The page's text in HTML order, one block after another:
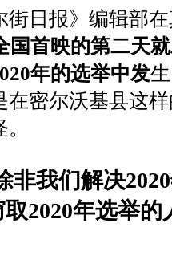
街日报》编辑部
国首映的第二天
年的选举中发
在密尔沃基县这
非我们解决
2020年选举的